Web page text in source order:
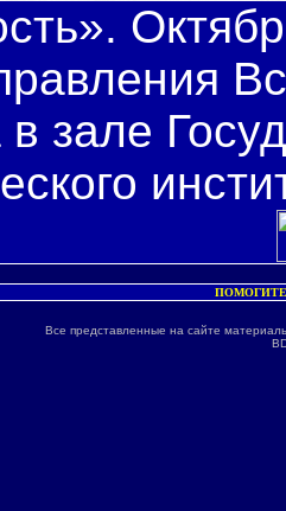
зале
Все представленные на сайте